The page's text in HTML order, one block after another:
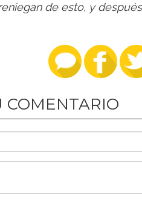
de esto, y
COMENTARIO